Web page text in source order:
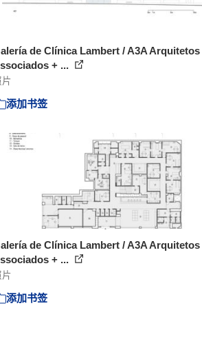
de Clínica Lambert / A3A Arquitetos
+ ...
片
添加书签
de Clínica Lambert / A3A Arquitetos
+ ...
片
添加书签